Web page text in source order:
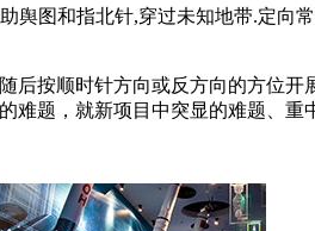
舆图和指北针,穿过未知地带.定
按顺时针方向或反方向的方位
题，就新项目中突显的难题、重